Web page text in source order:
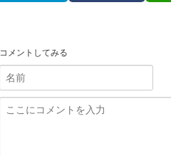
コメントしてみる